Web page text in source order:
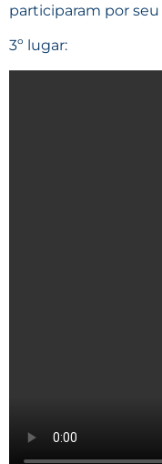
participaram por
3º lugar: